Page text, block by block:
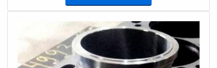
frequentes de peças defeituosas. Assim, é possível
poupar gastos desnecessários.DETALHES SOBRE
SINCRONOSCOPIOSe alguém procurar por
sincronoscopio em uma empresa segura, vai até o site
da Geratronic. é possível encontrar reguladores de